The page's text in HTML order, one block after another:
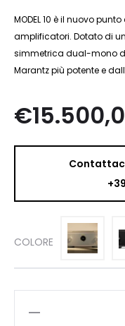
MODEL 10 è il nuovo
amplificatori. Dotato di
simmetrica dual-mono
Marantz più potente e
€
COLORE